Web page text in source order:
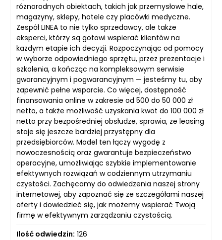
różnorodnych obiektach, takich jak przemysłowe hale,
magazyny, sklepy, hotele czy placówki medyczne.
Zespół LINEA to nie tylko sprzedawcy, ale także
eksperci, którzy są gotowi wspierać klientów na
każdym etapie ich decyzji. Rozpoczynając od pomocy
w wyborze odpowiedniego sprzętu, przez prezentacje i
szkolenia, a kończąc na kompleksowym serwisie
gwarancyjnym i pogwarancyjnym — jesteśmy tu, aby
zapewnić pełne wsparcie. Co więcej, dostępność
finansowania online w zakresie od 500 do 50 000 zł
netto, a także możliwość uzyskania kwot do 100 000 zł
netto przy bezpośredniej obsłudze, sprawia, że leasing
staje się jeszcze bardziej przystępny dla
przedsiębiorców. Model ten łączy wygodę z
nowoczesnością oraz gwarantuje bezpieczeństwo
operacyjne, umożliwiając szybkie implementowanie
efektywnych rozwiązań w codziennym utrzymaniu
czystości. Zachęcamy do odwiedzenia naszej strony
internetowej, aby zapoznać się ze szczegółami naszej
oferty i dowiedzieć się, jak możemy wspierać Twoją
firmę w efektywnym zarządzaniu czystością.
Ilość odwiedzin: 126